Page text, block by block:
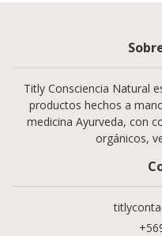
Titly Consciencia Natural
productos hechos a
medicina Ayurveda, con
orgánicos,